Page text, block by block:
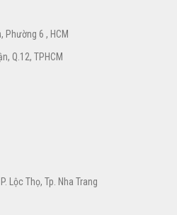
6 , HCM
Q.12, TPHCM
Lộc Thọ, Tp. Nha Trang